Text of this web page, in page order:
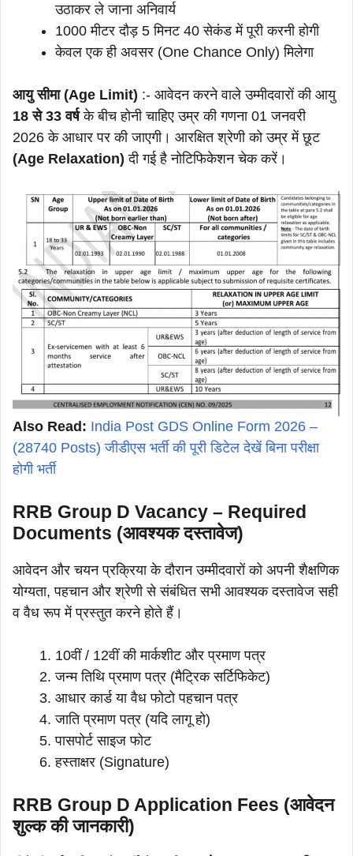
उठाकर ले जाना अनिवार्य
1000 मीटर दौड़ 5 मिनट 40 सेकंड में पूरी करनी होगी
केवल एक ही अवसर (One Chance Only) मिलेगा
आयु सीमा (Age Limit) :- आवेदन करने वाले उम्मीदवारों की आयु
18 से 33 वर्षके बीच होनी चाहिए उम्र की गणना 01 जनवरी
2026 के आधार पर की जाएगी। आरक्षित श्रेणी को उम्र में छूट
(Age Relaxation)दी गई है नोटिफिकेशन चेक करें।
Also Read: India Post GDS Online Form 2026 –
(28740 Posts) जीडीएस भर्ती की पूरी डिटेल देखें बिना परीक्षा
होगी भर्ती
RRB Group D Vacancy – Required
Documents (आवश्यक दस्तावेज)
आवेदन और चयन प्रक्रिया के दौरान उम्मीदवारों को अपनी शैक्षणिक
योग्यता, पहचान और श्रेणी से संबंधित सभी आवश्यक दस्तावेज सही
व वैध रूप में प्रस्तुत करने होते हैं।
10वीं / 12वीं की मार्कशीट और प्रमाण पत्र
जन्म तिथि प्रमाण पत्र (मैट्रिक सर्टिफिकेट)
आधार कार्ड या वैध फोटो पहचान पत्र
जाति प्रमाण पत्र (यदि लागू हो)
पासपोर्ट साइज फोट
हस्ताक्षर (Signature)
RRB Group D Application Fees (आवेदन
शुल्क की जानकारी)